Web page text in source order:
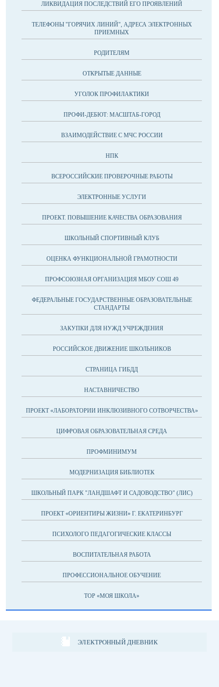
ЛИКВИДАЦИЯ ПОСЛЕДСТВИЙ ЕГО ПРОЯВЛЕНИЙ
ТЕЛЕФОНЫ "ГОРЯЧИХ ЛИНИЙ", АДРЕСА ЭЛЕКТРОННЫХ
ПРИЕМНЫХ
РОДИТЕЛЯМ
ОТКРЫТЫЕ ДАННЫЕ
УГОЛОК ПРОФИЛАКТИКИ
ПРОФИ-ДЕБЮТ: МАСШТАБ-ГОРОД
ВЗАИМОДЕЙСТВИЕ С МЧС РОССИИ
НПК
ВСЕРОССИЙСКИЕ ПРОВЕРОЧНЫЕ РАБОТЫ
ЭЛЕКТРОННЫЕ УСЛУГИ
ПРОЕКТ. ПОВЫШЕНИЕ КАЧЕСТВА ОБРАЗОВАНИЯ
ШКОЛЬНЫЙ СПОРТИВНЫЙ КЛУБ
ОЦЕНКА ФУНКЦИОНАЛЬНОЙ ГРАМОТНОСТИ
ПРОФСОЮЗНАЯ ОРГАНИЗАЦИЯ МБОУ СОШ 49
ФЕДЕРАЛЬНЫЕ ГОСУДАРСТВЕННЫЕ ОБРАЗОВАТЕЛЬНЫЕ
СТАНДАРТЫ
ЗАКУПКИ ДЛЯ НУЖД УЧРЕЖДЕНИЯ
РОССИЙСКОЕ ДВИЖЕНИЕ ШКОЛЬНИКОВ
СТРАНИЦА ГИБДД
НАСТАВНИЧЕСТВО
ПРОЕКТ «ЛАБОРАТОРИИ ИНКЛЮЗИВНОГО СОТВОРЧЕСТВА»
ЦИФРОВАЯ ОБРАЗОВАТЕЛЬНАЯ СРЕДА
ПРОФМИНИМУМ
МОДЕРНИЗАЦИЯ БИБЛИОТЕК
ШКОЛЬНЫЙ ПАРК "ЛАНДШАФТ И САДОВОДСТВО" (ЛИС)
ПРОЕКТ «ОРИЕНТИРЫ ЖИЗНИ» Г. ЕКАТЕРИНБУРГ
ПСИХОЛОГО ПЕДАГОГИЧЕСКИЕ КЛАССЫ
ВОСПИТАТЕЛЬНАЯ РАБОТА
ПРОФЕССИОНАЛЬНОЕ ОБУЧЕНИЕ
ТОР «МОЯ ШКОЛА»
ЭЛЕКТРОННЫЙ ДНЕВНИК